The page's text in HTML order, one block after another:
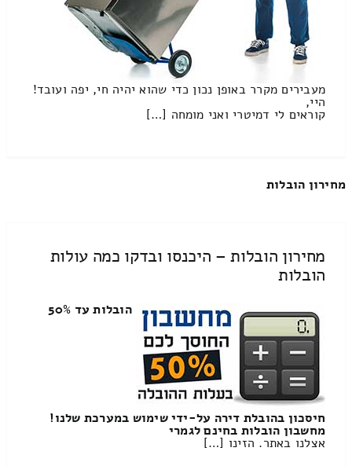
מעבירים מקרר באופן נכון כדי שהוא יהיה חי, יפה ועובד!
היי,
קוראים לי דמיטרי ואני מומחה […]
מחירון הובלות
מחירון הובלות – היכנסו ובדקו כמה עולות
הובלות
הובלות עד 50%
חיסכון בהובלת דירה על-ידי שימוש במערכת שלנו!
מחשבון הובלות בחינם לגמרי
אצלנו באתר. הזינו […]